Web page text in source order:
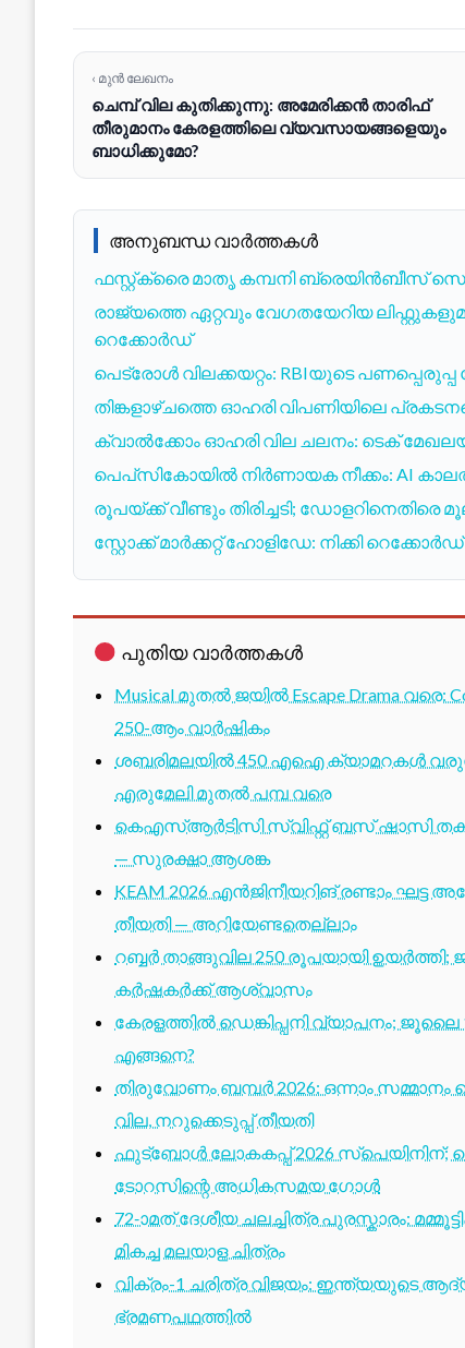
‹ മുൻ ലേഖനം
ചെമ്പ് വില കുതിക്കുന്നു: അമേരിക്കൻ താരിഫ്
തീരുമാനം കേരളത്തിലെ വ്യവസായങ്ങളെയും
ബാധിക്കുമോ?
അനുബന്ധ വാർത്തകൾ
ഫസ്റ്റ്ക്രൈ മാതൃ കമ്പനി ബ്രെയിൻബീസ്
രാജ്യത്തെ ഏറ്റവും വേഗതയേറിയ
റെക്കോർഡ്
പെട്രോൾ വിലക്കയറ്റം: RBIയുടെ പണപ്പെരുപ്പ
തിങ്കളാഴ്ചത്തെ ഓഹരി വിപണിയിലെ
ക്വാൽക്കോം ഓഹരി വില ചലനം: ടെക്
പെപ്‌സികോയിൽ നിർണായക നീക്കം: AI
രൂപയ്ക്ക് വീണ്ടും തിരിച്ചടി;
സ്റ്റോക്ക് മാർക്കറ്റ് ഹോളിഡേ: നിക്കി
പുതിയ വാർത്തകൾ
Musical മുതൽ ജയിൽ Escape Drama വരെ:
250-ആം വാർഷികം
ശബരിമലയിൽ 450 എഐ ക്യാമറകൾ
എരുമേലി മുതൽ പമ്പ വരെ
കെഎസ്ആർടിസി സ്വിഫ്റ്റ് ബസ് ഷാസി
— സുരക്ഷാ ആശങ്ക
KEAM 2026 എൻജിനീയറിങ് രണ്ടാം
തീയതി — അറിയേണ്ടതെല്ലാം
റബ്ബർ താങ്ങുവില 250 രൂപയായി
കർഷകർക്ക് ആശ്വാസം
കേരളത്തിൽ ഡെങ്കിപ്പനി വ്യാപനം;
എങ്ങനെ?
തിരുവോണം ബമ്പർ 2026: ഒന്നാം സമ്മാനം
വില, നറുക്കെടുപ്പ് തീയതി
ഫുട്ബോൾ ലോകകപ്പ് 2026 സ്പെയിനിന്;
ടോറസിന്റെ അധികസമയ ഗോൾ
72-ാമത് ദേശീയ ചലച്ചിത്ര പുരസ്കാരം:
മികച്ച മലയാള ചിത്രം
വിക്രം-1 ചരിത്ര വിജയം: ഇന്ത്യയുടെ
ഭ്രമണപഥത്തിൽ